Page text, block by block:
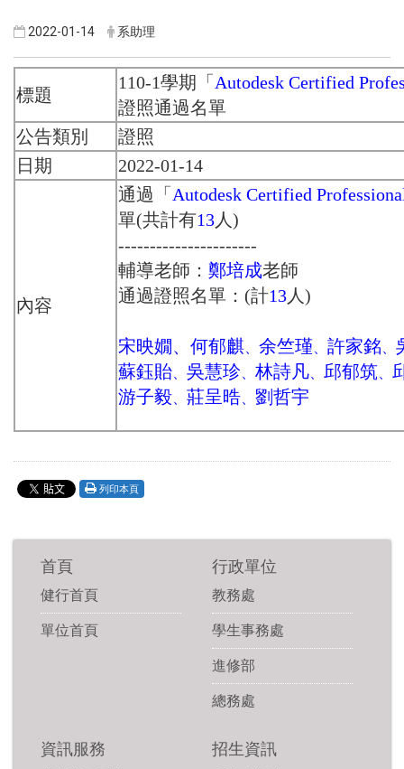
2022-01-14 系助理
標題
110-1學期「 Autodesk Certified
證照通過名單
公告類別
證照
日期
2022-01-14
內容
通過「 Autodesk Certified
單(共計有13人)
----------------------
輔導老師： 鄭培成老師
通過證照名單：(計13人)
宋映嫺、何郁麒、 余竺瑾、 許家銘、
蘇鈺貽、 吳慧珍、 林詩凡、 邱郁筑、
游子毅、 莊呈晧、 劉哲宇
列印本頁
首頁
健行首頁
單位首頁
行政單位
教務處
學生事務處
進修部
總務處
資訊服務 招生資訊